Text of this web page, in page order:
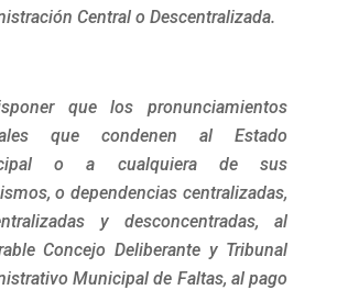
Central o Descentralizada.
que los pronunciamientos
que condenen al Estado
o a cualquiera de sus
o dependencias centralizadas,
y desconcentradas, al
Concejo Deliberante y Tribunal
Municipal de Faltas, al pago